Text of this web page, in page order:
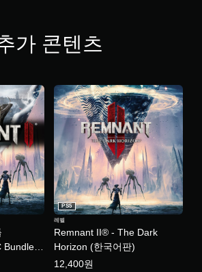
가 콘텐츠
Remnant II® - The Dark
Horizon (한국어판)
PS5
레벨
12,400원